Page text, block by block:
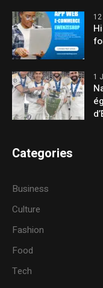
1
Categories
Business
Culture
Fashion
Food
Tech